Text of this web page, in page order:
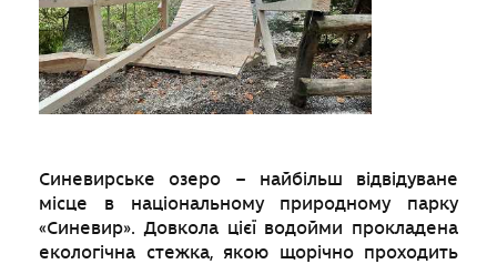
Синевирське озеро – найбільш відвідуване
місце в національному природному парку
«Синевир». Довкола цієї водойми прокладена
екологічна стежка, якою щорічно проходить